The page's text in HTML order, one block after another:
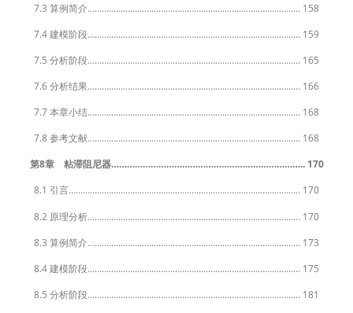
7.3 算例简介……………………………………………………………………………… 158
7.4 建模阶段……………………………………………………………………………… 159
7.5 分析阶段……………………………………………………………………………… 165
7.6 分析结果……………………………………………………………………………… 166
7.7 本章小结……………………………………………………………………………… 168
7.8 参考文献……………………………………………………………………………… 168
第8章 粘滞阻尼器……………………………………………………………….. 170
8.1 引言…………………………………………………………………………………….. 170
8.2 原理分析……………………………………………………………………………… 170
8.3 算例简介……………………………………………………………………………… 173
8.4 建模阶段……………………………………………………………………………… 175
8.5 分析阶段……………………………………………………………………………… 181